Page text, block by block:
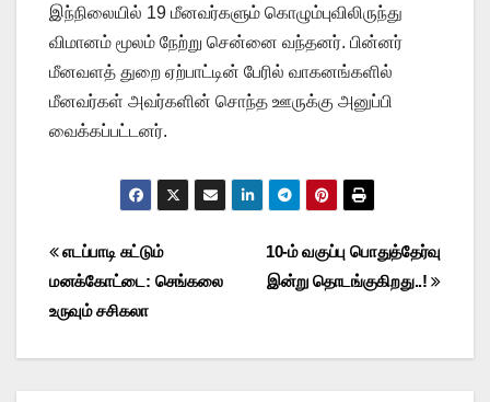
இந்நிலையில் 19 மீனவர்களும் கொழும்புவிலிருந்து
விமானம் மூலம் நேற்று சென்னை வந்தனர். பின்னர்
மீனவளத் துறை ஏற்பாட்டின் பேரில் வாகனங்களில்
மீனவர்கள் அவர்களின் சொந்த ஊருக்கு அனுப்பி
வைக்கப்பட்டனர்.
Post
navigation
10-ம் வகுப்பு பொதுத்தேர்வு
இன்று தொடங்குகிறது..!
எடப்பாடி கட்டும்
மனக்கோட்டை: செங்கலை
உருவும் சசிகலா